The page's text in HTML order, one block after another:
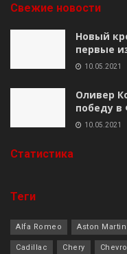
Свежие новости
Новый
первые
10.05.2021
Оливер
победу в
10.05.2021
Cтатистика
Теги
Alfa Romeo Aston Martin
Cadillac Chery